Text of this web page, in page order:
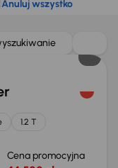
Anuluj wszystko
1.2 T
Cena promocyjna